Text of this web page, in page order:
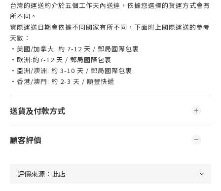
台灣的運送約介於五個工作天內送達，依據您選擇的貨運方式會有
所不同。
實際運送日期會依據不同國家有所不同，下面附上國際運送的參考
天數：
・美國/加拿大: 約 7-12 天 / 郵局國際包裹
・歐洲:約7-12 天 / 郵局國際包裹
・亞洲/澳洲: 約 3-10 天 / 郵局國際包裹
・香港/澳門: 約 2-3 天 / 順豐快遞
送貨及付款方式
顧客評價